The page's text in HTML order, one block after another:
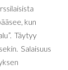
kun
Täytyy
Salaisuus